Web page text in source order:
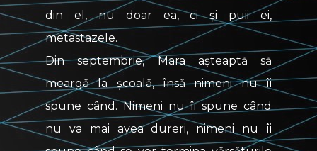
din el, nu doar ea, ci și puii ei,
metastazele.
Din septembrie, Mara așteaptă să
meargă la școală, însă nimeni nu îi
spune când. Nimeni nu îi spune când
nu va mai avea dureri, nimeni nu îi